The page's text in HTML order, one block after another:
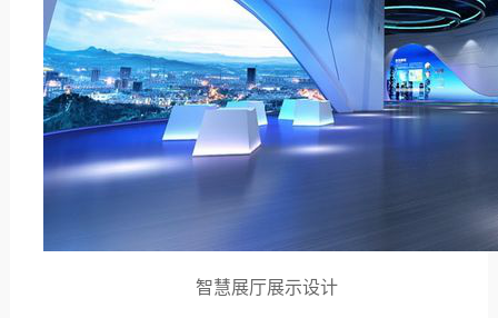
智慧展厅展示设计